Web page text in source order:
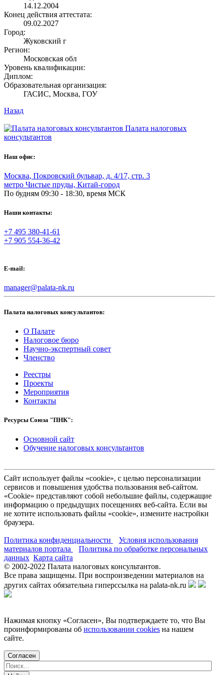
14.12.2004
Конец действия аттестата:
09.02.2027
Город:
Жуковский г
Регион:
Московская обл
Уровень квалификации:
Диплом:
Образовательная организация:
ГАСИС, Москва, ГОУ
Назад
Палата налоговых
консультантов
Наш офис:
Москва, Покровский бульвар, д. 4/17, стр. 3
метро Чистые пруды, Китай-город
По будням 09:30 - 18:30, время МСК
Наши контакты:
+7 495 380-41-61
+7 905 554-36-42
E-mail:
manager@palata-nk.ru
Палата налоговых консультантов:
О Палате
Налоговое бюро
Научно-экспертный совет
Членство
Реестры
Проекты
Мероприятия
Контакты
Ресурсы Союза "ПНК":
Основной сайт
Обучение налоговых консультантов
Сайт использует файлы «cookie», с целью персонализации
сервисов и повышения удобства пользования веб-сайтом.
«Cookie» представляют собой небольшие файлы, содержащие
информацию о предыдущих посещениях веб-сайта. Если вы
не хотите использовать файлы «cookie», измените настройки
браузера.
Политика конфиденциальности
Условия использования
материалов портала
Политика по обработке персональных
данных Карта сайта
© 2002-2022 Палата налоговых консультантов.
Все права защищены. При воспроизведении материалов на
других сайтах обязательна гиперссылка на palata-nk.ru
Нажимая кнопку «Согласен», Вы подтверждаете то, что Вы
проинформированы об использовании cookies на нашем
сайте.
Согласен